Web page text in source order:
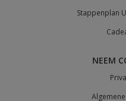
Stappenplan
NEEM